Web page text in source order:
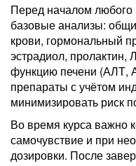
Перед началом любого
базовые анализы:
крови, гормональный
эстрадиол, пролактин,
функцию печени (АЛТ,
препараты с учётом
минимизировать риск
Во время курса важно
самочувствие и при
дозировки. После